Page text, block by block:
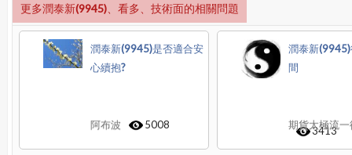
更多潤泰新(9945)、看多、技術面的相關問題
潤泰新(9945)是否適合安
心續抱?
阿布波 5008
潤泰新
間
期貨太極流
3413